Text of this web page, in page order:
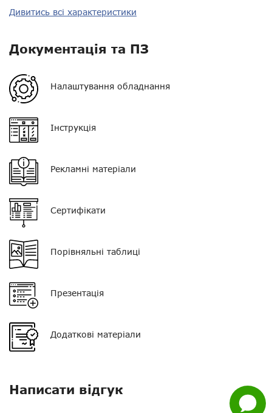
Задати
питання
Гарантія
VOX немає
Кліпса/затискач
Колір
Кнопка PTT
Тип навушника
Роз'єм
Дивитись всі характеристики
Документація та ПЗ
Налаштування обладнання
Інструкція
Рекламні матеріали
Сертифікати
Порівняльні таблиці
Презентація
Додаткові матеріали
Написати відгук